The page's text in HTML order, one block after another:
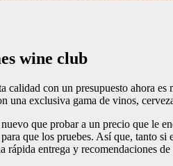
wine club
con un presupuesto ahora
una exclusiva gama de vinos,
que probar a un precio que le
que los pruebes. Así que, tanto
entrega y recomendaciones